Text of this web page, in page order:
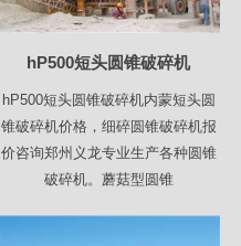
hP500短头圆锥破碎机
hP500短头圆锥破碎机内蒙短头圆
锥破碎机价格，细碎圆锥破碎机报
价咨询郑州义龙专业生产各种圆锥
破碎机。蘑菇型圆锥